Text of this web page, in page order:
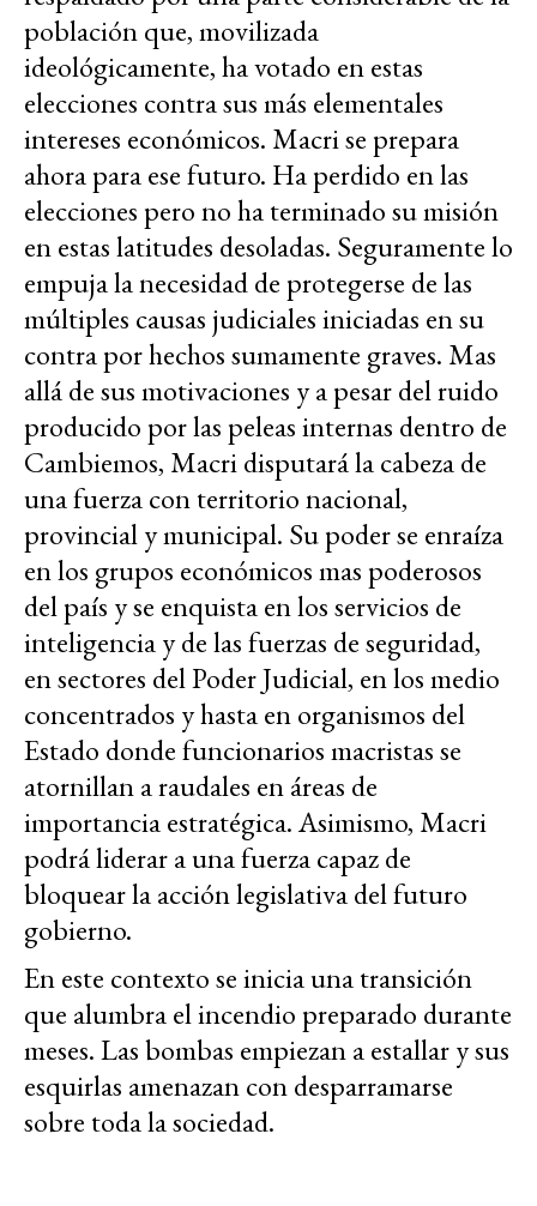
población que, movilizada
ideológicamente, ha votado en estas
elecciones contra sus más elementales
intereses económicos. Macri se prepara
ahora para ese futuro. Ha perdido en las
elecciones pero no ha terminado su misión
en estas latitudes desoladas. Seguramente lo
empuja la necesidad de protegerse de las
múltiples causas judiciales iniciadas en su
contra por hechos sumamente graves. Mas
allá de sus motivaciones y a pesar del ruido
producido por las peleas internas dentro de
Cambiemos, Macri disputará la cabeza de
una fuerza con territorio nacional,
provincial y municipal. Su poder se enraíza
en los grupos económicos mas poderosos
del país y se enquista en los servicios de
inteligencia y de las fuerzas de seguridad,
en sectores del Poder Judicial, en los medio
concentrados y hasta en organismos del
Estado donde funcionarios macristas se
atornillan a raudales en áreas de
importancia estratégica. Asimismo, Macri
podrá liderar a una fuerza capaz de
bloquear la acción legislativa del futuro
gobierno.
En este contexto se inicia una transición
que alumbra el incendio preparado durante
meses. Las bombas empiezan a estallar y sus
esquirlas amenazan con desparramarse
sobre toda la sociedad.